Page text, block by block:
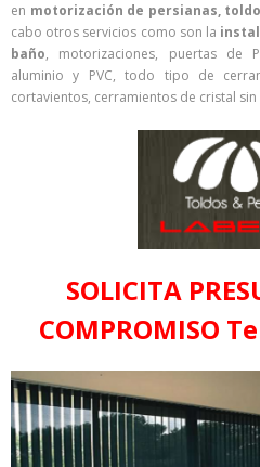
en motorización de persianas,
cabo otros servicios como son la
baño, motorizaciones, puertas de
aluminio y PVC, todo tipo de
cortavientos, cerramientos de cristal sin
SOLICITA
COMPROMISO